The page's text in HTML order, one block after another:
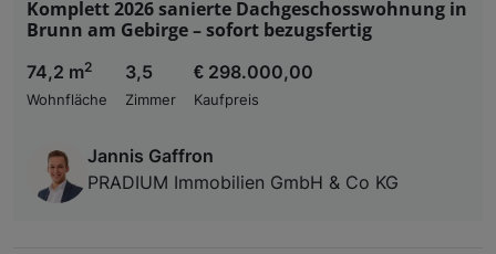
Komplett 2026 sanierte Dachgeschosswohnung in
Brunn am Gebirge – sofort bezugsfertig
74,2 m2
Wohnfläche
3,5
Zimmer
€ 298.000,00
Kaufpreis
Jannis Gaffron
PRADIUM Immobilien GmbH & Co KG